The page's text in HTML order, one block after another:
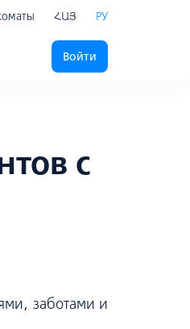
ՀԱՅ РУ
Войти
с
заботами и